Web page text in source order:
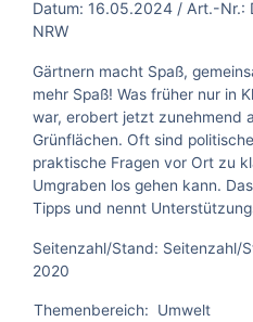
Datum: 16.05.2024 / Art.-Nr.:
NRW
Gärtnern macht Spaß,
mehr Spaß! Was früher nur in
war, erobert jetzt zunehmend
Grünflächen. Oft sind
praktische Fragen vor Ort zu
Umgraben los gehen kann.
Tipps und nennt
Seitenzahl/Stand: Seitenzahl/
2020
Themenbereich:
Umwelt